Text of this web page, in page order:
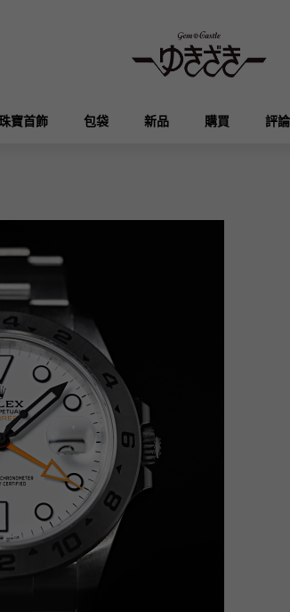
寶首飾 包袋 新品 購買 評
Breguet
寶gue 百
RICHARD MILLE
理查德·米勒 江
JAEGER LE COULTRE
積家 香
BVLGARI
寶格麗 真
TABLE CLOCK
雙頂
ALPHA
阿爾法 阿
TwinPinky
雙小指
YUKIZAKI BACHIKAN
雪崎梵蒂岡 貴
其他